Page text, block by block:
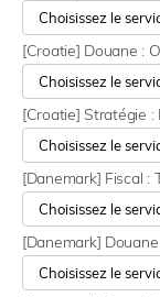
[Croatie] Douane :
[Croatie] Stratégie
[Danemark] Fiscal :
[Danemark]